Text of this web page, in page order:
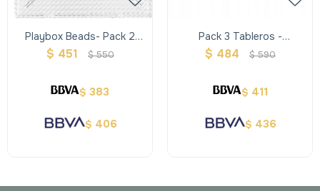
Playbox Beads- Pack 2
Tableros Cuadrados
$ 451 $ 550
$ 383
$ 406
Pack 3 Tableros -
Dinosaurios.
$ 484 $ 590
$ 411
$ 436